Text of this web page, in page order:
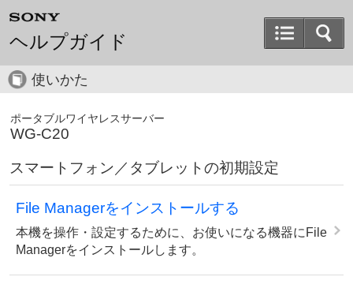
ヘルプガイド
使いかた
ポータブルワイヤレスサーバー
WG-C20
スマートフォン／タブレットの初期設定
File Managerをインストールする
本機を操作・設定するために、お使いになる機器にFile
Managerをインストールします。